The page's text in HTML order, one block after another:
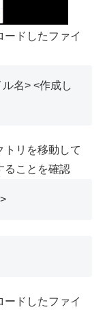
ードしたファイ
名> <作成し
トリを移動して
ることを確認
ードしたファイ